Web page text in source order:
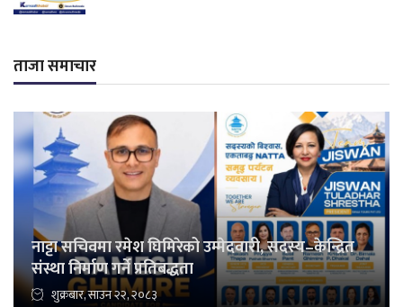
ताजा समाचार
नाट्टा सचिवमा रमेश घिमिरेको उम्मेदवारी, सदस्य–केन्द्रित
संस्था निर्माण गर्ने प्रतिबद्धता
शुक्रबार, साउन २२, २०८३